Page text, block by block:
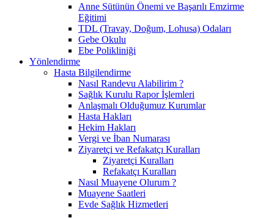
Anne Sütünün Önemi ve Başarılı Emzirme
Eğitimi
TDL (Travay, Doğum, Lohusa) Odaları
Gebe Okulu
Ebe Polikliniği
Yönlendirme
Hasta Bilgilendirme
Nasıl Randevu Alabilirim ?
Sağlık Kurulu Rapor İşlemleri
Anlaşmalı Olduğumuz Kurumlar
Hasta Hakları
Hekim Hakları
Vergi ve İban Numarası
Ziyaretçi ve Refakatçı Kuralları
Ziyaretçi Kuralları
Refakatçı Kuralları
Nasıl Muayene Olurum ?
Muayene Saatleri
Evde Sağlık Hizmetleri